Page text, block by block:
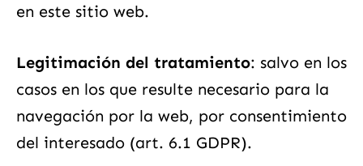
en este sitio web.
Legitimación del tratamiento: salvo en los
casos en los que resulte necesario para la
navegación por la web, por consentimiento
del interesado (art. 6.1 GDPR).